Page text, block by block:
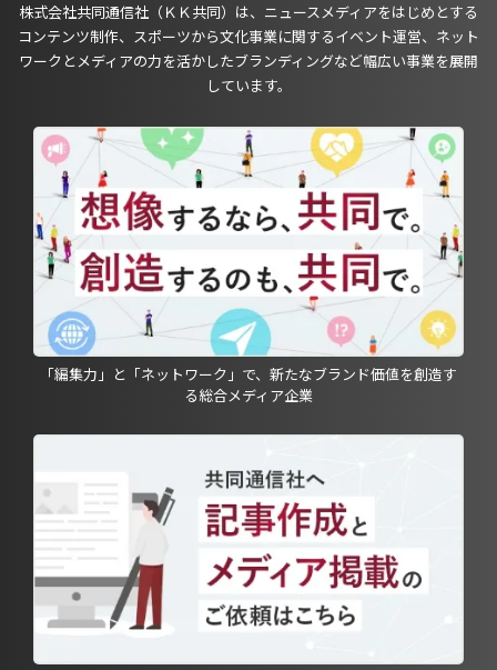
株式会社共同通信社（ＫＫ共同）は、ニュースメディアをはじめとする
コンテンツ制作、スポーツから文化事業に関するイベント運営、ネット
ワークとメディアの力を活かしたブランディングなど幅広い事業を展開
しています。
「編集力」と「ネットワーク」で、新たなブランド価値を創造す
る総合メディア企業